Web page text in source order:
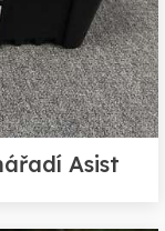
Asist